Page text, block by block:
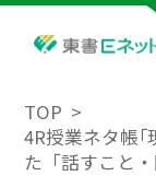
TOP
4R授業ネタ帳｢
た「話すこと